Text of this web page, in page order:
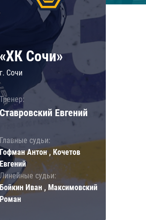
«ХК Сочи»
г. Сочи
Тренер:
Ставровский Евгений
Главные судьи:
Гофман Антон , Кочетов
Евгений
Линейные судьи:
Бойкин Иван , Максимовский
Роман